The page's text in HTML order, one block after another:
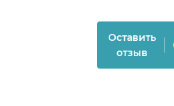
Оставить
отзыв